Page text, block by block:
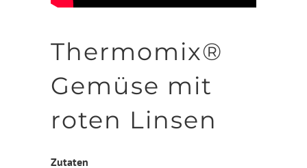
Thermomix®
Gemüse mit
roten Linsen
Zutaten